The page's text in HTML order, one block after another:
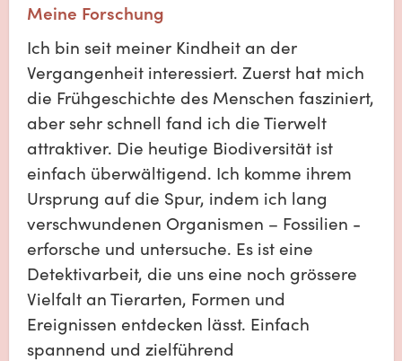
Meine Forschung
Ich bin seit meiner Kindheit an der
Vergangenheit interessiert. Zuerst hat mich
die Frühgeschichte des Menschen fasziniert,
aber sehr schnell fand ich die Tierwelt
attraktiver. Die heutige Biodiversität ist
einfach überwältigend. Ich komme ihrem
Ursprung auf die Spur, indem ich lang
verschwundenen Organismen – Fossilien -
erforsche und untersuche. Es ist eine
Detektivarbeit, die uns eine noch grössere
Vielfalt an Tierarten, Formen und
Ereignissen entdecken lässt. Einfach
spannend und zielführend